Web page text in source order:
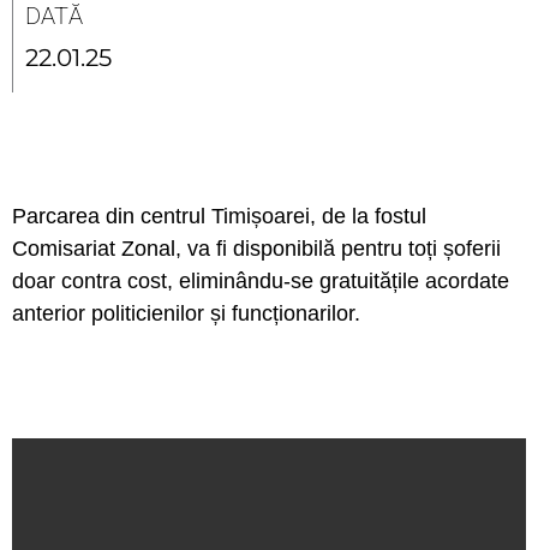
DATĂ
22.01.25
Parcarea din centrul Timișoarei, de la fostul
Comisariat Zonal, va fi disponibilă pentru toți șoferii
doar contra cost, eliminându-se gratuitățile acordate
anterior politicienilor și funcționarilor.